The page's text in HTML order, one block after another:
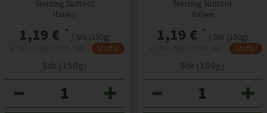
Sterzing Südtirol
Italien
1,19 € * / Stk (150g)
Staffel
im Glas
Sterzing Südtirol
Italien
1,19 € * / Stk (150g)
Staffel